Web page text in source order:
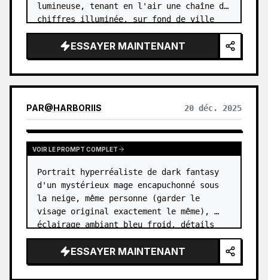
lumineuse, tenant en l'air une chaîne de
chiffres illuminée, sur fond de ville
romaine antique, dans un style cinémat…
ESSAYER MAINTENANT
PAR@HARBORIIS 20 déc. 2025
VOIR LE PROMPT COMPLET
Portrait hyperréaliste de dark fantasy
d'un mystérieux mage encapuchonné sous
la neige, même personne (garder le
visage original exactement le même),
éclairage ambiant bleu froid, détails
d'ombres complexes sur le visage, orbe
magique lumineuse tenue délicatem…
ESSAYER MAINTENANT